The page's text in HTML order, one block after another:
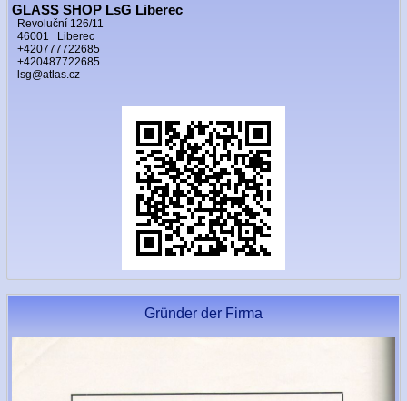
GLASS SHOP LsG Liberec
Revoluční 126/11
46001 Liberec
+420777722685
+420487722685
lsg@atlas.cz
Gründer der Firma